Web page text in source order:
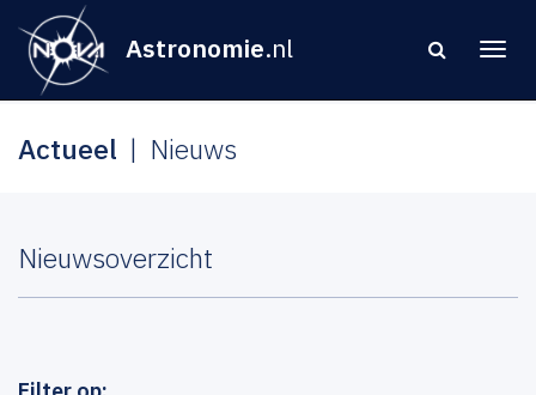
Astronomie.nl
Actueel Nieuws
Nieuwsoverzicht